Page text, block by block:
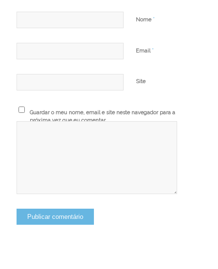
Nome *
Email *
Site
Guardar o meu nome, email e site neste navegador para a
próxima vez que eu comentar.